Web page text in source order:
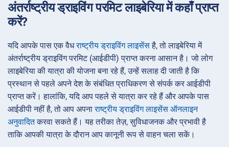
अंतर्राष्ट्रीय ड्राइविंग परमिट लाइबेरिया में कहाँ प्राप्त
करें?
यदि आपके पास एक वैधराष्ट्रीय ड्राइविंग लाइसेंसहै, तो लाइबेरिया में
अंतर्राष्ट्रीय ड्राइविंग परमिट (आईडीपी) प्राप्त करना आसान है। जो लोग
लाइबेरिया की यात्रा की योजना बना रहे हैं, उन्हें सलाह दी जाती है कि
प्रस्थान से पहले अपने देश के संबंधित प्राधिकरण से संपर्क कर आईडीपी
प्राप्त करें। हालांकि, यदि आप पहले से यात्रा कर रहे हैं और आपके पास
आईडीपी नहीं है, तो आप अपनाराष्ट्रीय ड्राइविंग लाइसेंस ऑनलाइन
अनुवादितकरवा सकते हैं। यह तरीका तेज़, सुविधाजनक और प्रभावी है
ताकि आपकी यात्रा के दौरान आप कानूनी रूप से वाहन चला सकें।